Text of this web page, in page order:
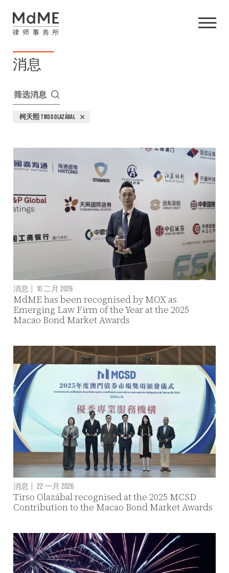
消息
筛选消息
柯天熙 TIRSO OLAZÁBAL
消息 | 10 二月 2026
MdME has been recognised by MOX as
Emerging Law Firm of the Year at the 2025
Macao Bond Market Awards
消息 | 22 一月 2026
Tirso Olazábal recognised at the 2025 MCSD
Contribution to the Macao Bond Market Awards